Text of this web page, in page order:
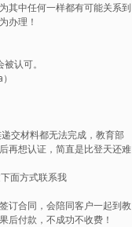
其中任何一样都有可能关系到
办理！
认可。
交材料都无法完成，教育部
再想认证，简直是比登天还难
面方式联系我
订合同，会陪同客户一起到教
后付款，不成功不收费！